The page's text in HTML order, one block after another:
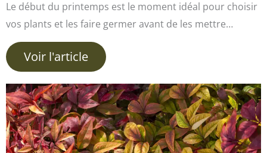
Le début du printemps est le moment idéal pour choisir
vos plants et les faire germer avant de les mettre…
Voir l'article